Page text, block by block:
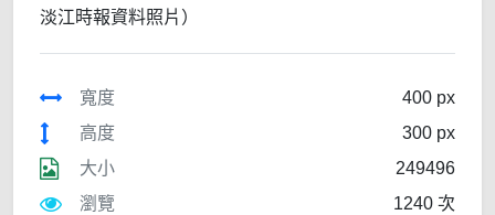
淡江時報資料照片）
寬度
400 px
高度
300 px
大小
249496
瀏覽
1240 次